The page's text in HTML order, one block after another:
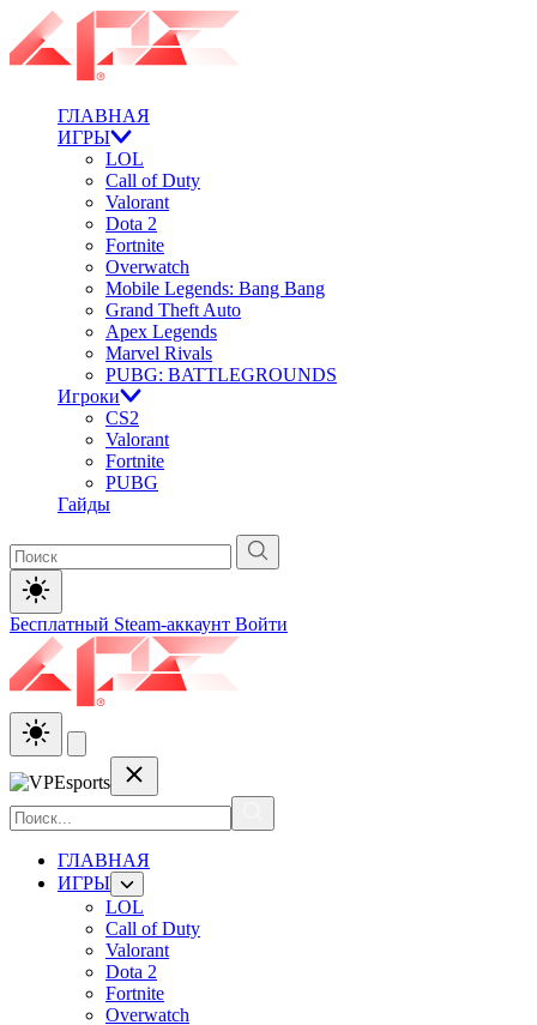
ГЛАВНАЯ
ИГРЫ
LOL
Call of Duty
Valorant
Dota 2
Fortnite
Overwatch
Mobile Legends: Bang Bang
Grand Theft Auto
Apex Legends
Marvel Rivals
PUBG: BATTLEGROUNDS
Игроки
CS2
Valorant
Fortnite
PUBG
Гайды
Бесплатный Steam-аккаунт Войти
ГЛАВНАЯ
ИГРЫ
LOL
Call of Duty
Valorant
Dota 2
Fortnite
Overwatch